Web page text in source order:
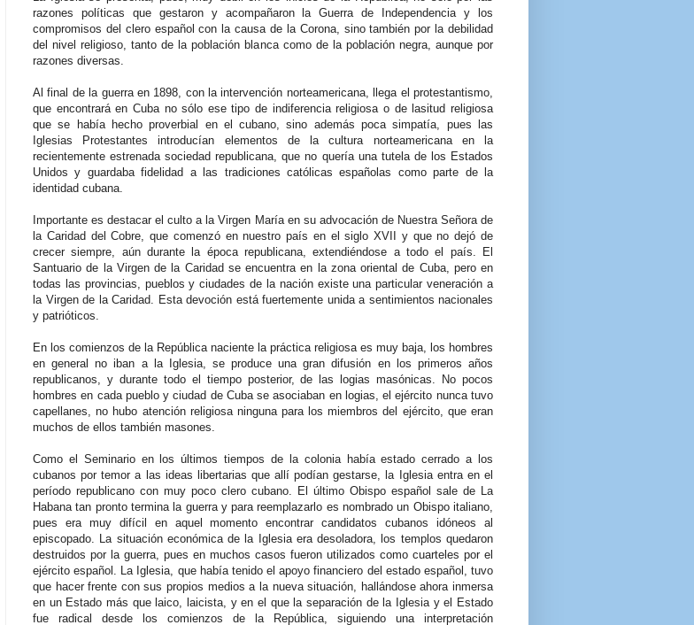
razones políticas que gestaron y acompañaron la Guerra de Independencia y los
compromisos del clero español con la causa de la Corona, sino también por la debilidad
del nivel religioso, tanto de la población blanca como de la población negra, aunque por
razones diversas.
Al final de la guerra en 1898, con la intervención norteamericana, llega el protestantismo,
que encontrará en Cuba no sólo ese tipo de indiferencia religiosa o de lasitud religiosa
que se había hecho proverbial en el cubano, sino además poca simpatía, pues las
Iglesias Protestantes introducían elementos de la cultura norteamericana en la
recientemente estrenada sociedad republicana, que no quería una tutela de los Estados
Unidos y guardaba fidelidad a las tradiciones católicas españolas como parte de la
identidad cubana.
Importante es destacar el culto a la Virgen María en su advocación de Nuestra Señora de
la Caridad del Cobre, que comenzó en nuestro país en el siglo XVII y que no dejó de
crecer siempre, aún durante la época republicana, extendiéndose a todo el país. El
Santuario de la Virgen de la Caridad se encuentra en la zona oriental de Cuba, pero en
todas las provincias, pueblos y ciudades de la nación existe una particular veneración a
la Virgen de la Caridad. Esta devoción está fuertemente unida a sentimientos nacionales
y patrióticos.
En los comienzos de la República naciente la práctica religiosa es muy baja, los hombres
en general no iban a la Iglesia, se produce una gran difusión en los primeros años
republicanos, y durante todo el tiempo posterior, de las logias masónicas. No pocos
hombres en cada pueblo y ciudad de Cuba se asociaban en logias, el ejército nunca tuvo
capellanes, no hubo atención religiosa ninguna para los miembros del ejército, que eran
muchos de ellos también masones.
Como el Seminario en los últimos tiempos de la colonia había estado cerrado a los
cubanos por temor a las ideas libertarias que allí podían gestarse, la Iglesia entra en el
período republicano con muy poco clero cubano. El último Obispo español sale de La
Habana tan pronto termina la guerra y para reemplazarlo es nombrado un Obispo italiano,
pues era muy difícil en aquel momento encontrar candidatos cubanos idóneos al
episcopado. La situación económica de la Iglesia era desoladora, los templos quedaron
destruidos por la guerra, pues en muchos casos fueron utilizados como cuarteles por el
ejército español. La Iglesia, que había tenido el apoyo financiero del estado español, tuvo
que hacer frente con sus propios medios a la nueva situación, hallándose ahora inmersa
en un Estado más que laico, laicista, y en el que la separación de la Iglesia y el Estado
fue radical desde los comienzos de la República, siguiendo una interpretación